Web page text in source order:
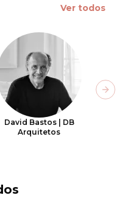
Ver todos
David Bastos | DB
Arquitetos